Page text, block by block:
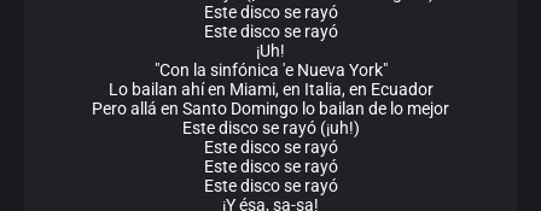
Este disco se rayó
Este disco se rayó
¡Uh!
"Con la sinfónica 'e Nueva York"
Lo bailan ahí en Miami, en Italia, en Ecuador
Pero allá en Santo Domingo lo bailan de lo mejor
Este disco se rayó (¡uh!)
Este disco se rayó
Este disco se rayó
Este disco se rayó
¡Y ésa, sa-sa!